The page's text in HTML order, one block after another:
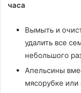
часа
Вымыть и
удалить все
небольшого
Апельсины
мясорубке или